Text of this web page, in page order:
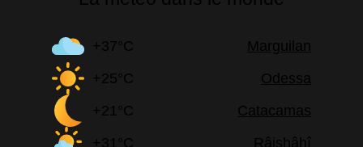
+37°C
Marguilan
+25°C
Odessa
+21°C
Catacamas
+31°C
Râjshâhî